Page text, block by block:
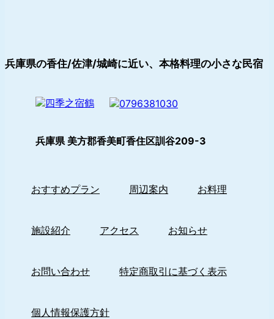
兵庫県の香住/佐津/城崎に近い、本格料理の小さな民宿
兵庫県 美方郡香美町香住区訓谷209-3
おすすめプラン 周辺案内 お料理
施設紹介 アクセス お知らせ
お問い合わせ 特定商取引に基づく表示
個人情報保護方針